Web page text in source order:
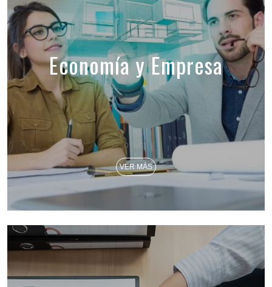
Economía y Empresa
VER MÁS